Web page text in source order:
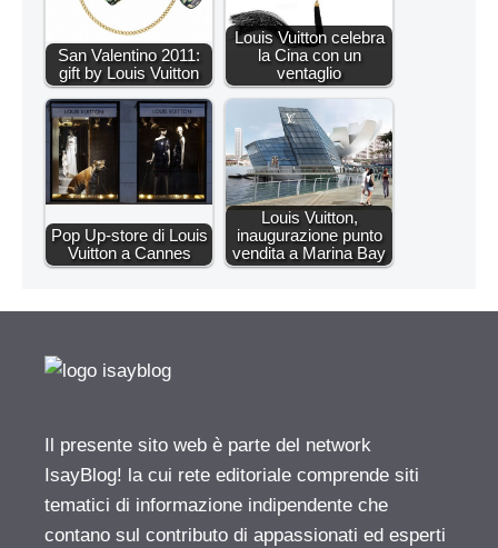
San Valentino 2011:
gift by Louis Vuitton
Louis Vuitton celebra
la Cina con un
ventaglio
Pop Up-store di Louis
Vuitton a Cannes
Louis Vuitton,
inaugurazione punto
vendita a Marina Bay
Il presente sito web è parte del network
IsayBlog! la cui rete editoriale comprende siti
tematici di informazione indipendente che
contano sul contributo di appassionati ed esperti